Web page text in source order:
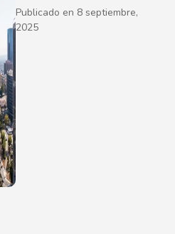
Publicado en 8 septiembre,
2025